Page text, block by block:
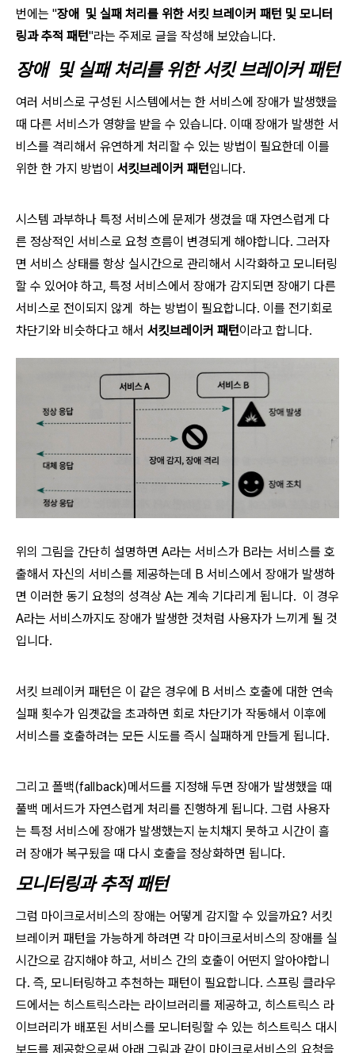
번에는 "장애 및 실패 처리를 위한 서킷 브레이커 패턴 및 모니터
링과 추적 패턴"라는 주제로 글을 작성해 보았습니다.
장애 및 실패 처리를 위한 서킷 브레이커 패턴
여러 서비스로 구성된 시스템에서는 한 서비스에 장애가 발생했을
때 다른 서비스가 영향을 받을 수 있습니다. 이때 장애가 발생한 서
비스를 격리해서 유연하게 처리할 수 있는 방법이 필요한데 이를
위한 한 가지 방법이 서킷브레이커 패턴입니다.
시스템 과부하나 특정 서비스에 문제가 생겼을 때 자연스럽게 다
른 정상적인 서비스로 요청 흐름이 변경되게 해야합니다. 그러자
면 서비스 상태를 항상 실시간으로 관리해서 시각화하고 모니터링
할 수 있어야 하고, 특정 서비스에서 장애가 감지되면 장애기 다른
서비스로 전이되지 않게 하는 방법이 필요합니다. 이를 전기회로
차단기와 비슷하다고 해서 서킷브레이커 패턴이라고 합니다.
위의 그림을 간단히 설명하면 A라는 서비스가 B라는 서비스를 호
출해서 자신의 서비스를 제공하는데 B 서비스에서 장애가 발생하
면 이러한 동기 요청의 성격상 A는 계속 기다리게 됩니다. 이 경우
A라는 서비스까지도 장애가 발생한 것처럼 사용자가 느끼게 될 것
입니다.
서킷 브레이커 패턴은 이 같은 경우에 B 서비스 호출에 대한 연속
실패 횟수가 임곗값을 초과하면 회로 차단기가 작동해서 이후에
서비스를 호출하려는 모든 시도를 즉시 실패하게 만들게 됩니다.
그리고 폴백(fallback)메서드를 지정해 두면 장애가 발생했을 때
풀백 메서드가 자연스럽게 처리를 진행하게 됩니다. 그럼 사용자
는 특정 서비스에 장애가 발생했는지 눈치채지 못하고 시간이 흘
러 장애가 복구됬을 때 다시 호출을 정상화하면 됩니다.
모니터링과 추적 패턴
그럼 마이크로서비스의 장애는 어떻게 감지할 수 있을까요? 서킷
브레이커 패턴을 가능하게 하려면 각 마이크로서비스의 장애를 실
시간으로 감지해야 하고, 서비스 간의 호출이 어떤지 알아야합니
다. 즉, 모니터링하고 추천하는 패턴이 필요합니다. 스프링 클라우
드에서는 히스트릭스라는 라이브러리를 제공하고, 히스트릭스 라
이브러리가 배포된 서비스를 모니터링할 수 있는 히스트릭스 대시
보드를 제공함으로써 아래 그림과 같이 마이크로서비스의 요청을